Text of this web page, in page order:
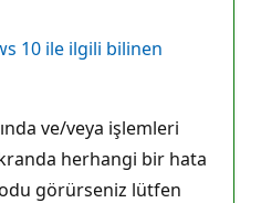
10 ile ilgili bilinen
ve/veya işlemleri
herhangi bir hata
görürseniz lütfen